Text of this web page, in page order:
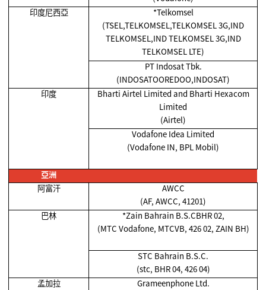
印度尼西亞
*Telkomsel
(TSEL,TELKOMSEL,TELKOMSEL 3G,IND
TELKOMSEL,IND TELKOMSEL 3G,IND
TELKOMSEL LTE)
PT Indosat Tbk.
(INDOSATOOREDOO,INDOSAT)
印度
Bharti Airtel Limited and Bharti Hexacom
Limited
(Airtel)
Vodafone Idea Limited
(Vodafone IN, BPL Mobil)
亞洲
阿富汗
AWCC
(AF, AWCC, 41201)
巴林
*Zain Bahrain B.S.CBHR 02,
(MTC Vodafone, MTCVB, 426 02, ZAIN BH)
STC Bahrain B.S.C.
(stc, BHR 04, 426 04)
孟加拉
Grameenphone Ltd.